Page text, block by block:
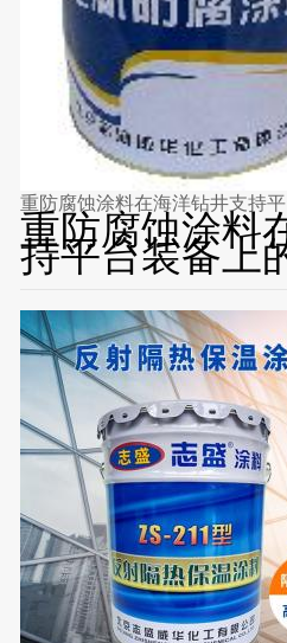
重防腐蚀涂料在海洋钻井支持
重防腐蚀涂料
持平台装备上